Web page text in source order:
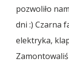
7016
🇵🇱
pozwoliło
dni :) Czarna
elektryka,